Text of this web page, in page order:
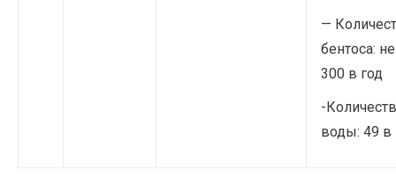
—
бентоса:
300 в год
-
воды: 49 в